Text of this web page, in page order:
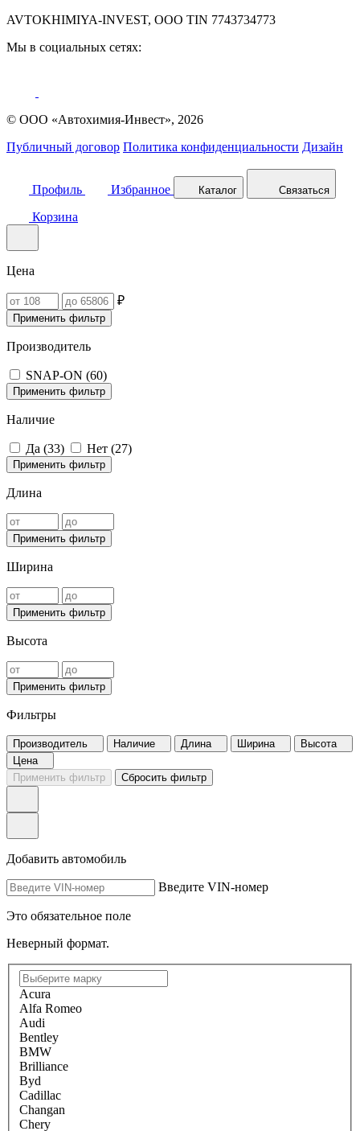
AVTOKHIMIYA-INVEST, OOO TIN 7743734773
Мы в социальных сетях:
© ООО «Автохимия-Инвест», 2026
Публичный договор Политика конфиденциальности Дизайн
Профиль Избранное Каталог Связаться
Корзина
Цена
₽
Применить фильтр
Производитель
SNAP-ON (60)
Применить фильтр
Наличие
Да (33) Нет (27)
Применить фильтр
Длина
Применить фильтр
Ширина
Применить фильтр
Высота
Применить фильтр
Фильтры
Производитель Наличие Длина Ширина
Высота
Цена
Применить фильтр
Сбросить фильтр
Добавить автомобиль
Введите VIN-номер
Это обязательное поле
Неверный формат.
Acura
Alfa Romeo
Audi
Bentley
BMW
Brilliance
Byd
Cadillac
Changan
Chery